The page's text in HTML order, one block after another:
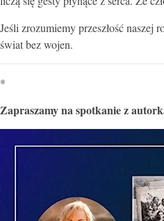
Jeśli zrozumiemy przeszłość
świat bez wojen.
*
Zapraszamy na spotkanie z